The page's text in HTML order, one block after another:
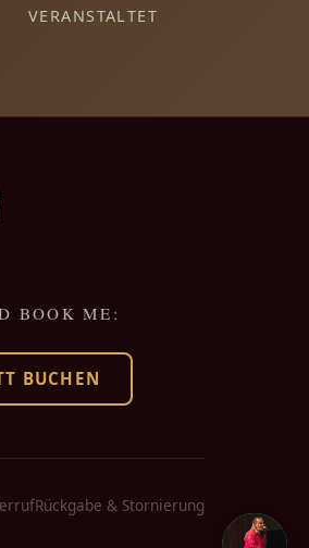
VERANSTALTET
BOOK ME:
BUCHEN
Rückgabe & Stornierung